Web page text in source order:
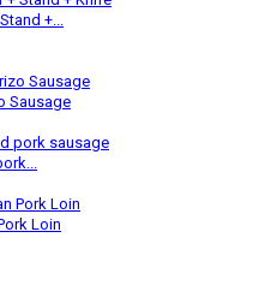
+...
Sausage
Loin